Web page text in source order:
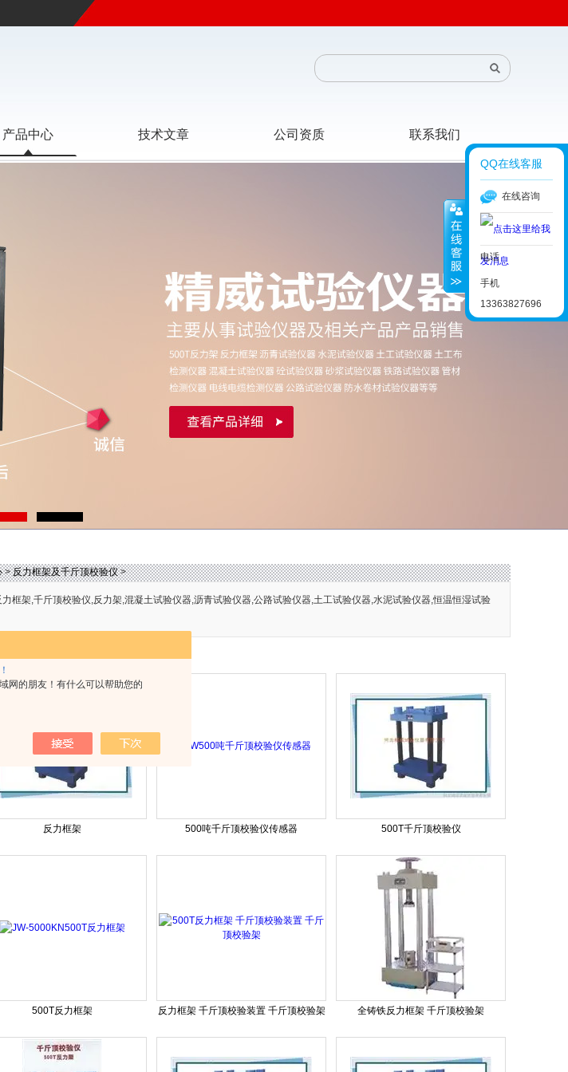
网的朋友！有什么可以帮助您的
产品中心 技术文章 公司资质 联系我们
>反力框架及千斤顶校验仪>
框架,千斤顶校验仪,反力架,混凝土试验仪器,沥青试验仪器,公路试验仪器,土工试验仪器,水泥试验仪器,恒温恒湿试验
反力框架 500吨千斤顶校验仪传感器 500T千斤顶校验仪
500T反力框架 反力框架 千斤顶校验装置 千斤顶校验架 全铸铁反力框架 千斤顶校验架
QQ在线客服
在线咨询
电话
手机
13363827696